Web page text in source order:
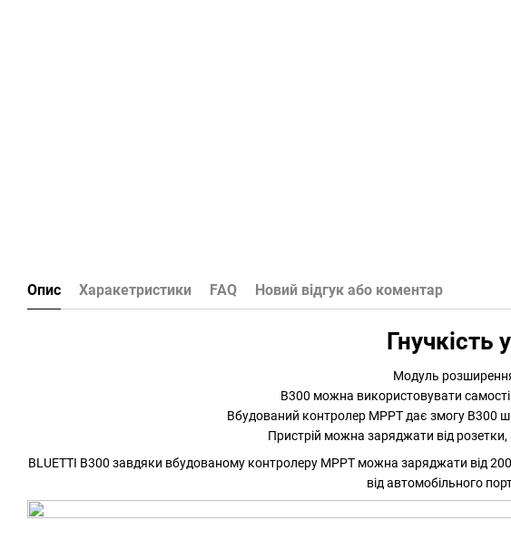
Опис Харакетристики FAQ Новий відгук або коментар
Гнучкість
Модуль
B300 можна використовувати
Вбудований контролер MPPT дає змогу B300
Пристрій можна заряджати від
BLUETTI B300 завдяки вбудованому контролеру MPPT можна заряджати від
від автомобільного